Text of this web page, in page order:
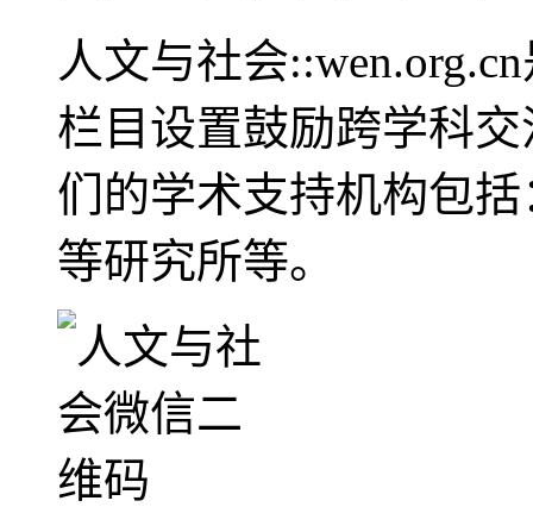
人文与社会
栏目设置鼓励跨学科
们的学术支持机构包
等研究所等。